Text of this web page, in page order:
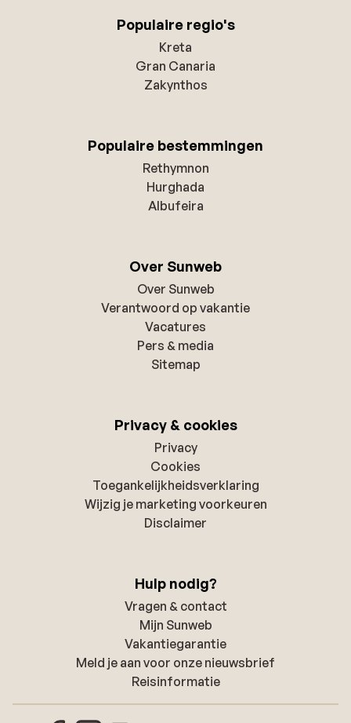
Populaire regio's
Kreta
Gran Canaria
Zakynthos
Populaire bestemmingen
Rethymnon
Hurghada
Albufeira
Over Sunweb
Over Sunweb
Verantwoord op vakantie
Vacatures
Pers & media
Sitemap
Privacy & cookies
Privacy
Cookies
Toegankelijkheidsverklaring
Wijzig je marketing voorkeuren
Disclaimer
Hulp nodig?
Vragen & contact
Mijn Sunweb
Vakantiegarantie
Meld je aan voor onze nieuwsbrief
Reisinformatie